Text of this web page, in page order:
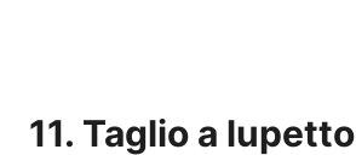
11. Taglio a lupetto